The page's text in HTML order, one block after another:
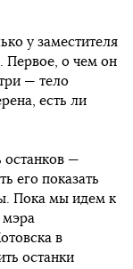
у заместителя
Первое, о чем он
— тело
есть ли
останков —
его показать
Пока мы идем к
мэра
в
останки